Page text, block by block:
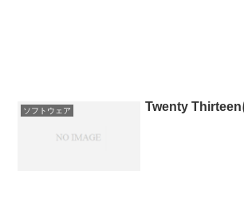
ソフトウェア Twenty Thirteen